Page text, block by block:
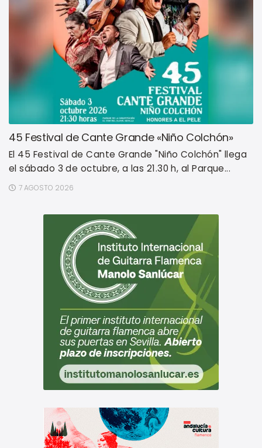
45 Festival de Cante Grande «Niño Colchón»
El 45 Festival de Cante Grande "Niño Colchón" llega
el sábado 3 de octubre, a las 21.30 h, al Parque...
7 AGOSTO 2026